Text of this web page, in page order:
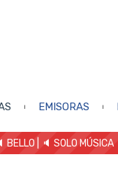
EMISORAS
BELLO 🔈 SOLO MÚSICA